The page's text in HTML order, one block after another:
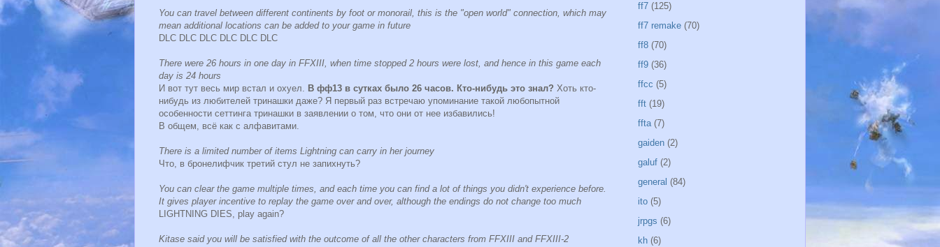
You can travel between different continents by foot or monorail, this is the "open world" connection, which may
mean additional locations can be added to your game in future
DLC DLC DLC DLC DLC DLC
There were 26 hours in one day in FFXIII, when time stopped 2 hours were lost, and hence in this game each
day is 24 hours
И вот тут весь мир встал и охуел. В фф13 в сутках было 26 часов. Кто-нибудь это знал? Хоть кто-
нибудь из любителей тринашки даже? Я первый раз встречаю упоминание такой любопытной
особенности сеттинга тринашки в заявлении о том, что они от нее избавились!
В общем, всё как с алфавитами.
There is a limited number of items Lightning can carry in her journey
Что, в бронелифчик третий стул не запихнуть?
You can clear the game multiple times, and each time you can find a lot of things you didn't experience before.
It gives player incentive to replay the game over and over, although the endings do not change too much
LIGHTNING DIES, play again?
Kitase said you will be satisfied with the outcome of all the other characters from FFXIII and FFXIII-2
ff7 (125)
ff7 remake (70)
ff8 (70)
ff9 (36)
ffcc (5)
fft (19)
ffta (7)
gaiden (2)
galuf (2)
general (84)
ito (5)
jrpgs (6)
kh (6)